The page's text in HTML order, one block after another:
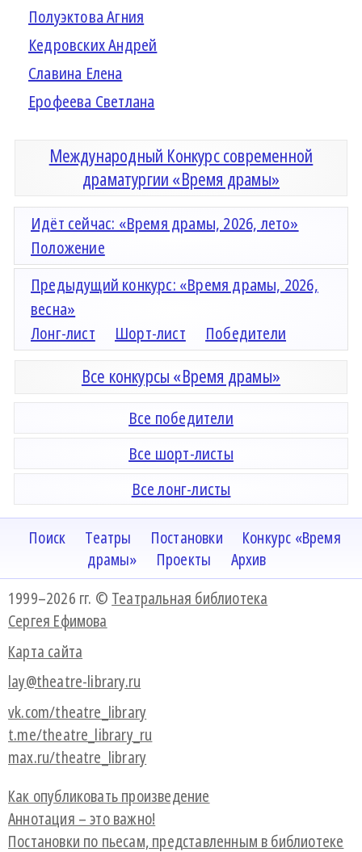
Полуэктова Агния
Кедровских Андрей
Славина Елена
Ерофеева Светлана
Международный Конкурс современной
драматургии «Время драмы»
Идёт сейчас: «Время драмы, 2026, лето»
Положение
Предыдущий конкурс: «Время драмы, 2026,
весна»
Лонг-лист
Шорт-лист Победители
Все конкурсы «Время драмы»
Все победители
Все шорт-листы
Все лонг-листы
Поиск Театры Постановки
Конкурс «Время
драмы»
Проекты
Архив
1999–2026 гг. © Театральная библиотека
Сергея Ефимова
Карта сайта
lay@theatre-library.ru
vk.com/theatre_library
t.me/theatre_library_ru
max.ru/theatre_library
Как опубликовать произведение
Аннотация – это важно!
Постановки по пьесам, представленным в библиотеке